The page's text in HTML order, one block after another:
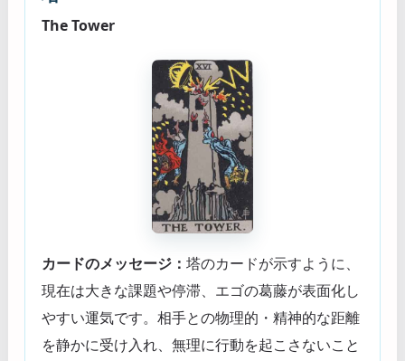
The Tower
カードのメッセージ： 塔のカードが示すように、
現在は大きな課題や停滞、エゴの葛藤が表面化し
やすい運気です。相手との物理的・精神的な距離
を静かに受け入れ、無理に行動を起こさないこと